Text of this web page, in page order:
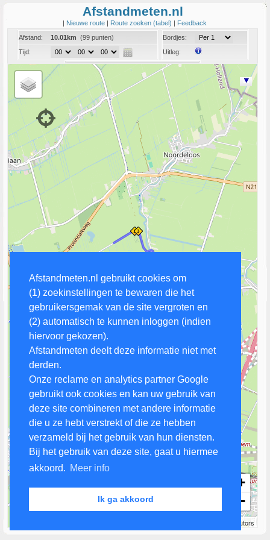
Afstandmeten.nl gebruikt cookies om
(1) zoekinstellingen te bewaren die het
gebruikersgemak van de site vergroten en
(2) automatisch te kunnen inloggen (indien
hiervoor gekozen).
Afstandmeten deelt deze informatie niet met
derden.
Onze reclame en analytics partner Google
gebruikt ook cookies en kan uw gebruik van
deze site combineren met andere informatie
die u ze hebt verstrekt of die ze hebben
verzameld bij het gebruik van hun diensten.
Bij het gebruik van deze site, gaat u hiermee
akkoord. Meer info
Ik ga akkoord
Afstandmeten.nl
| Nieuwe route | Route zoeken (tabel) | Feedback
Afstand:
10.01km (99 punten)
Tijd:
Bordjes:
Uitleg:
Link naar deze route
+
−
contributors